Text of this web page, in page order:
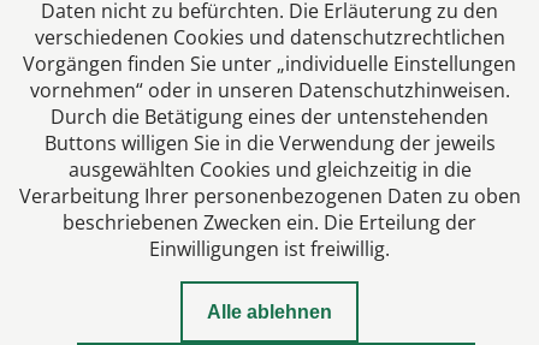
Daten nicht zu befürchten. Die Erläuterung zu den
verschiedenen Cookies und datenschutzrechtlichen
Vorgängen finden Sie unter „individuelle Einstellungen
vornehmen“ oder in unseren Datenschutzhinweisen.
Durch die Betätigung eines der untenstehenden
Buttons willigen Sie in die Verwendung der jeweils
ausgewählten Cookies und gleichzeitig in die
Verarbeitung Ihrer personenbezogenen Daten zu oben
beschriebenen Zwecken ein. Die Erteilung der
Einwilligungen ist freiwillig.
Alle ablehnen